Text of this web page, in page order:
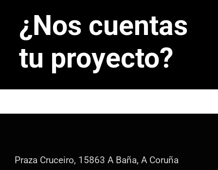
¿Nos cuentas
tu proyecto?
Praza Cruceiro, 15863 A Baña, A Coruña